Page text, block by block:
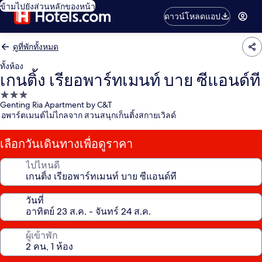
ข้ามไปยังส่วนหลักของหน้า
ดาวน์โหลดแอป
ดูที่พักทั้งหมด
ทั้งห้อง
เกนติ้ง เรียอพาร์ทเมนท์ บาย ซีแอนด์ที
ที่พัก
3.0
Genting Ria Apartment by C&T
อพาร์ตเมนต์ไม่ไกลจาก สวนสนุกเก็นติ้งสกายเวิลด์
เลือกวันเดินทางเพื่อดูราคา
ไปไหนดี
วันที่
ผู้เข้าพัก